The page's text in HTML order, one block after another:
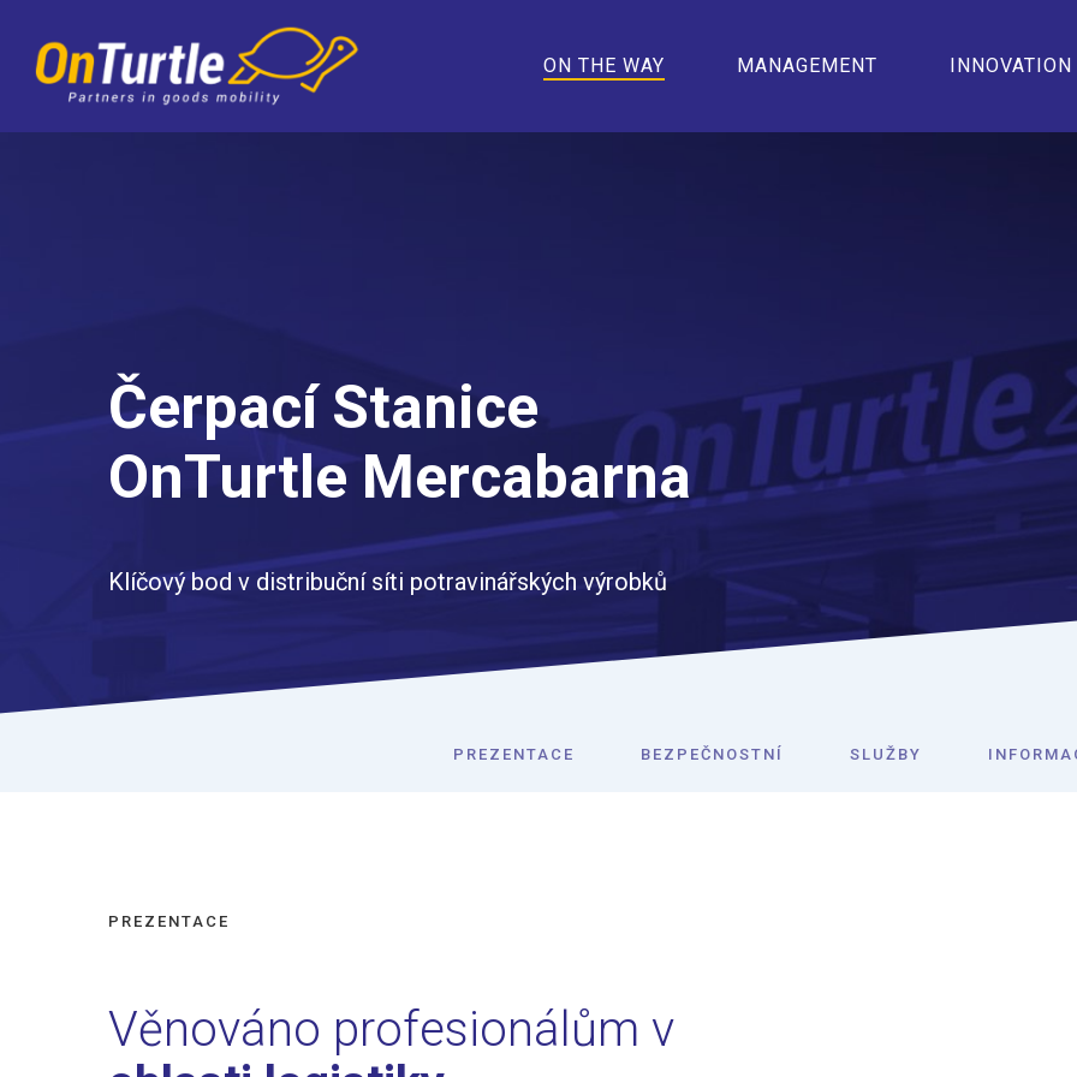
main
content
ON THE WAY MANAGEMENT INNOVATION
Čerpací Stanice
OnTurtle Mercabarna
Klíčový bod v distribuční síti potravinářských výrobků
PREZENTACE BEZPEČNOSTNÍ SLUŽBY
PREZENTACE
Věnováno profesionálům v